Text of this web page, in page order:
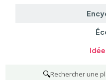
🔍Rechercher une